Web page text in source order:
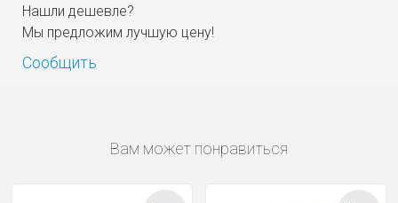
Нашли дешевле?
Мы предложим лучшую цену!
Сообщить
Вам может понравиться